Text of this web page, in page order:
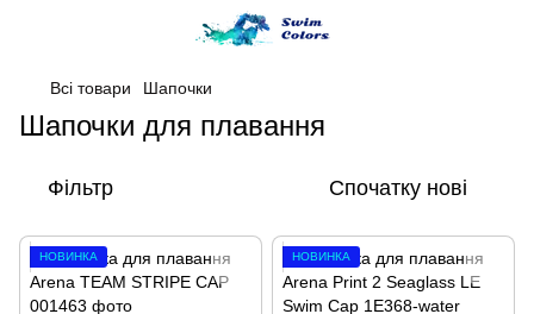
Всі товари Шапочки
Шапочки для плавання
Фільтр Спочатку нові
НОВИНКА НОВИНКА